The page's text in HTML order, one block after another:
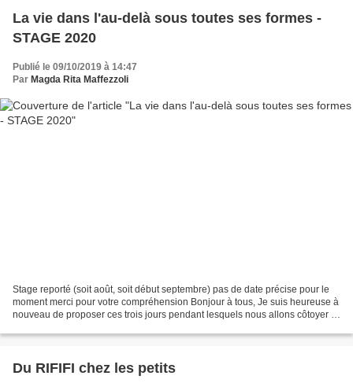
La vie dans l'au-delà sous toutes ses formes -
STAGE 2020
Publié le 09/10/2019 à 14:47
Par Magda Rita Maffezzoli
Stage reporté (soit août, soit début septembre) pas de date précise pour le
moment merci pour votre compréhension Bonjour à tous, Je suis heureuse à
nouveau de proposer ces trois jours pendant lesquels nous allons côtoyer la
Du RIFIFI chez les petits